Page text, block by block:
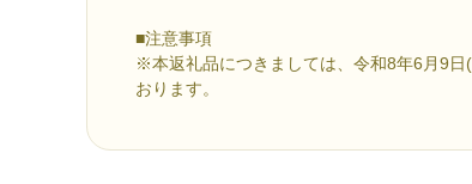
■注意事項
※本返礼品につきましては、令和8年6月9
おります。